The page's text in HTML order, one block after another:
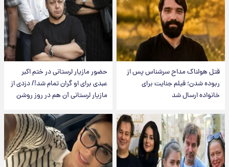
قتل هولناک مداح سرشناس پس از
ربوده شدن؛ فیلم جنایت برای
خانواده ارسال شد
حضور مازیار لرستانی در ختم اکبر
عبدی برای او گران تمام شد!/ دزدی از
مازیار لرستانی آن هم در روز روشن